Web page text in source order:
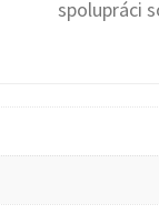
spolupráci